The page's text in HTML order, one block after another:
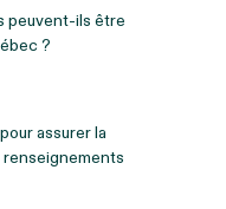
peuvent-ils être
?
assurer la